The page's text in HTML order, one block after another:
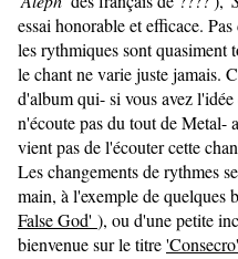
essai honorable et efficace.
les rythmiques sont quasiment
le chant ne varie juste jamais.
d'album qui- si vous avez
n'écoute pas du tout de Metal-
vient pas de l'écouter cette
Les changements de rythmes
main, à l'exemple de quelques
False God' ), ou d'une petite
bienvenue sur le titre'Consecro'